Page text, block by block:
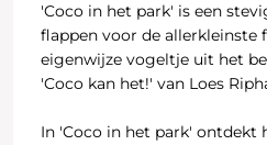
'Coco in het park' is een
flappen voor de allerkleinste
eigenwijze vogeltje uit het
'Coco kan het!' van Loes
In 'Coco in het park' ontdekt